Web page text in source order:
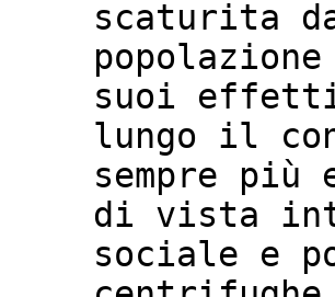
scaturita
suoi effetti
lungo il
sempre
di vista
sociale e